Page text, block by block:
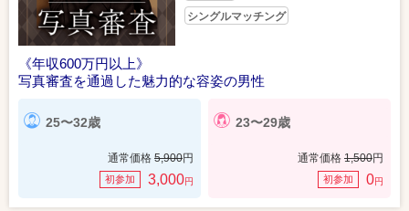
シングルマッチング
《年収600万円以上》
写真審査を通過した魅力的な容姿の男性
25〜32歳
通常価格 5,900円
初参加 3,000円
23〜29歳
通常価格 1,500円
初参加 0円